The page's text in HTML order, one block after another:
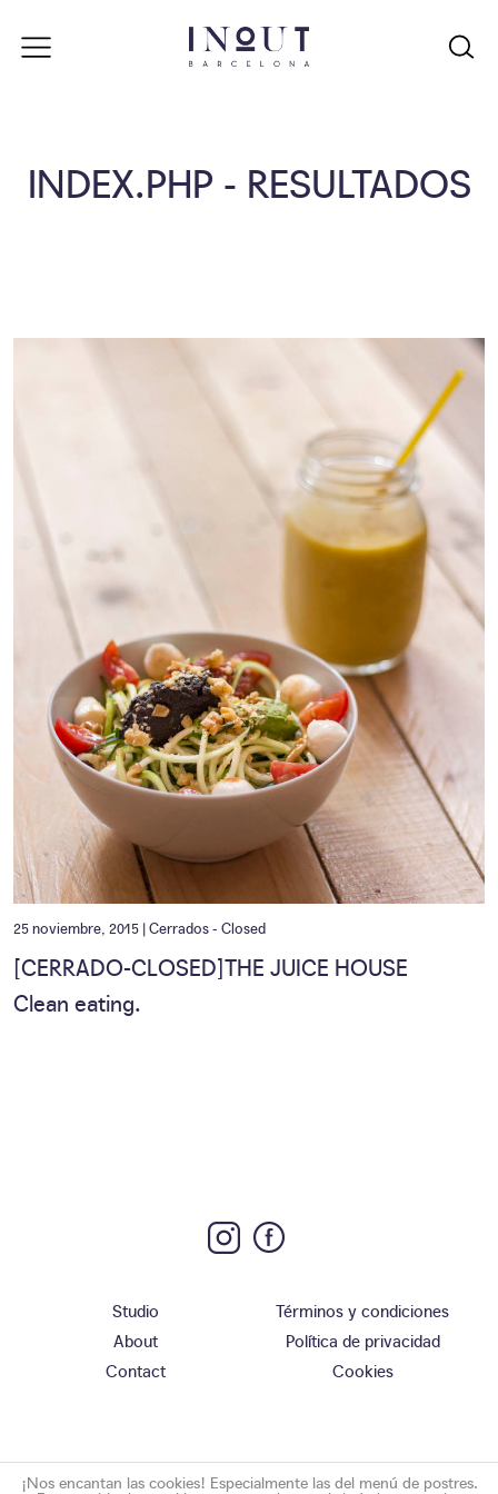
INDEX.PHP - RESULTADOS
25 noviembre, 2015 |Cerrados - Closed
[CERRADO-CLOSED]THE JUICE HOUSE
Clean eating.
Studio
About
Contact
Términos y condiciones
Política de privacidad
Cookies
¡Nos encantan las cookies! Especialmente las del menú de postres.